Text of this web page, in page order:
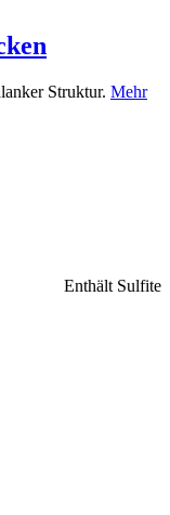
Struktur. Mehr
Enthält Sulfite